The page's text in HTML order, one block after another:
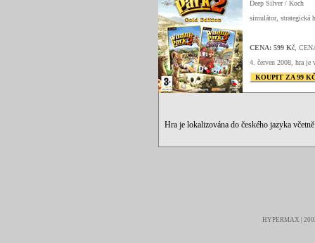
Deep Silver / Koch
simulátor, strategická
CENA: 599 Kč ,
4. červen 2008, hra je
KOUPIT ZA 99
Hra je lokalizována do českého jazyka
HYPERMAX |